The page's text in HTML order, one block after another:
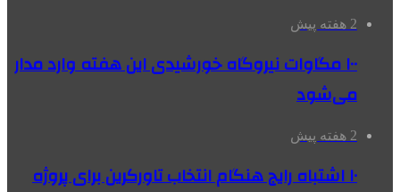
2 هفته پیش
۱۰۰ مگاوات نیروگاه‌ خورشیدی این هفته وارد مدار
می‌شود
2 هفته پیش
۱۰ اشتباه رایج هنگام انتخاب تاورکرین برای پروژه